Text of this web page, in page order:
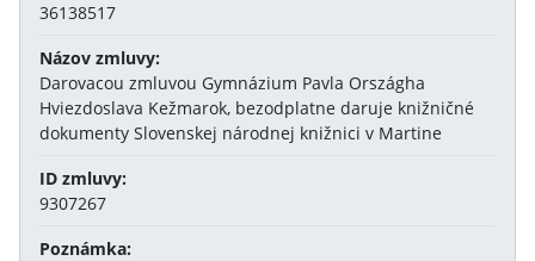
36138517
Názov zmluvy:
Darovacou zmluvou Gymnázium Pavla Országha
Hviezdoslava Kežmarok, bezodplatne daruje knižničné
dokumenty Slovenskej národnej knižnici v Martine
ID zmluvy:
9307267
Poznámka: